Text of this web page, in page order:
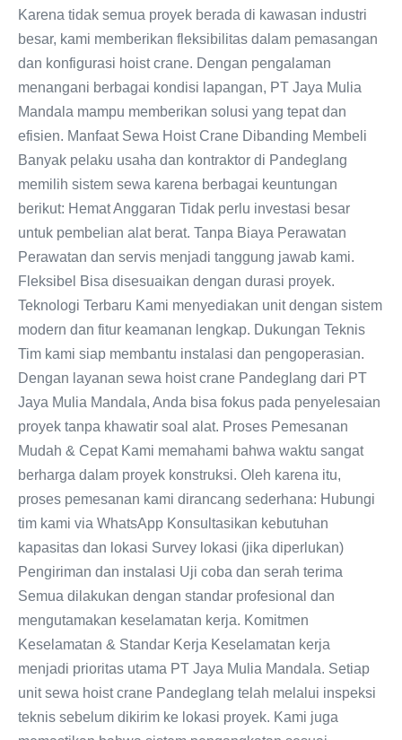
Karena tidak semua proyek berada di kawasan industri
besar, kami memberikan fleksibilitas dalam pemasangan
dan konfigurasi hoist crane. Dengan pengalaman
menangani berbagai kondisi lapangan, PT Jaya Mulia
Mandala mampu memberikan solusi yang tepat dan
efisien. Manfaat Sewa Hoist Crane Dibanding Membeli
Banyak pelaku usaha dan kontraktor di Pandeglang
memilih sistem sewa karena berbagai keuntungan
berikut: Hemat Anggaran Tidak perlu investasi besar
untuk pembelian alat berat. Tanpa Biaya Perawatan
Perawatan dan servis menjadi tanggung jawab kami.
Fleksibel Bisa disesuaikan dengan durasi proyek.
Teknologi Terbaru Kami menyediakan unit dengan sistem
modern dan fitur keamanan lengkap. Dukungan Teknis
Tim kami siap membantu instalasi dan pengoperasian.
Dengan layanan sewa hoist crane Pandeglang dari PT
Jaya Mulia Mandala, Anda bisa fokus pada penyelesaian
proyek tanpa khawatir soal alat. Proses Pemesanan
Mudah & Cepat Kami memahami bahwa waktu sangat
berharga dalam proyek konstruksi. Oleh karena itu,
proses pemesanan kami dirancang sederhana: Hubungi
tim kami via WhatsApp Konsultasikan kebutuhan
kapasitas dan lokasi Survey lokasi (jika diperlukan)
Pengiriman dan instalasi Uji coba dan serah terima
Semua dilakukan dengan standar profesional dan
mengutamakan keselamatan kerja. Komitmen
Keselamatan & Standar Kerja Keselamatan kerja
menjadi prioritas utama PT Jaya Mulia Mandala. Setiap
unit sewa hoist crane Pandeglang telah melalui inspeksi
teknis sebelum dikirim ke lokasi proyek. Kami juga